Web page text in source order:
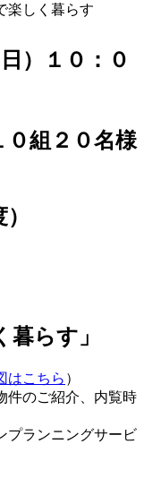
楽しく暮らす
）１０：０
組２０名様
度）
らす」
はこちら ）
件のご紹介、内覧時
プランニングサービ